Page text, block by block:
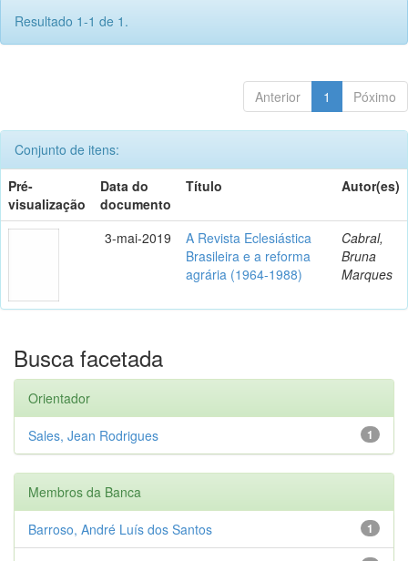
Resultado 1-1 de 1.
Anterior 1 Póximo
Conjunto de itens:
Pré-
visualização
Data do
documento
Título Autor(es)
3-mai-2019
A Revista Eclesiástica
Brasileira e a reforma
agrária (1964-1988)
Cabral,
Bruna
Marques
Busca facetada
Orientador
1
Sales, Jean Rodrigues
Membros da Banca
1
Barroso, André Luís dos Santos